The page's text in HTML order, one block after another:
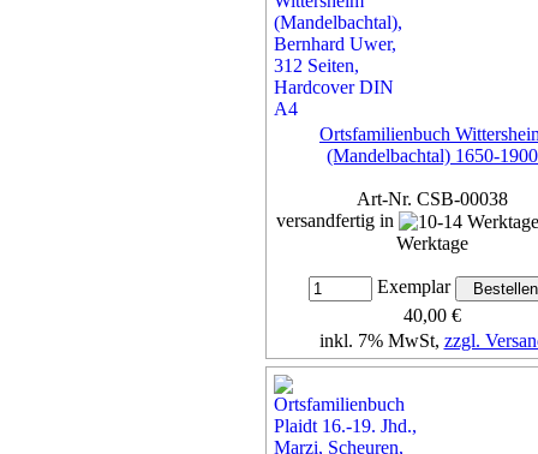
Ortsfamilienbuch
(Mandelbachtal) 1650-1900
Art-Nr. CSB-00038
versandfertig in
Werktage
Exemplar
40,00 €
inkl. 7% MwSt, zzgl.